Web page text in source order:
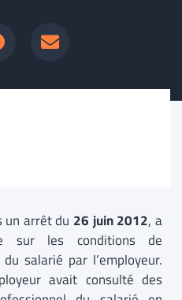
un arrêt du 26 juin 2012, a
sur les conditions de
salarié par l’employeur.
avait consulté des